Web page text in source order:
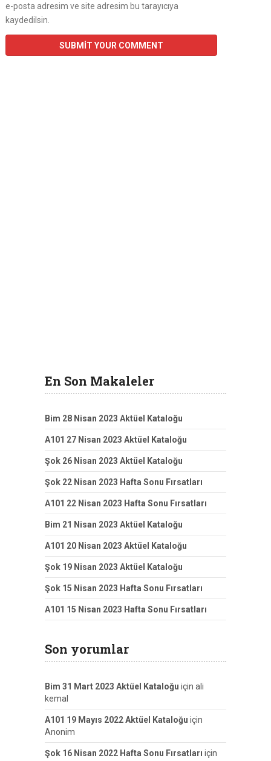
e-posta adresim ve site adresim bu tarayıcıya
kaydedilsin.
En Son Makaleler
Bim 28 Nisan 2023 Aktüel Kataloğu
A101 27 Nisan 2023 Aktüel Kataloğu
Şok 26 Nisan 2023 Aktüel Kataloğu
Şok 22 Nisan 2023 Hafta Sonu Fırsatları
A101 22 Nisan 2023 Hafta Sonu Fırsatları
Bim 21 Nisan 2023 Aktüel Kataloğu
A101 20 Nisan 2023 Aktüel Kataloğu
Şok 19 Nisan 2023 Aktüel Kataloğu
Şok 15 Nisan 2023 Hafta Sonu Fırsatları
A101 15 Nisan 2023 Hafta Sonu Fırsatları
Son yorumlar
Bim 31 Mart 2023 Aktüel Kataloğu için ali
kemal
A101 19 Mayıs 2022 Aktüel Kataloğu için
Anonim
Şok 16 Nisan 2022 Hafta Sonu Fırsatları için